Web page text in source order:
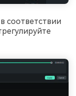
соответствии